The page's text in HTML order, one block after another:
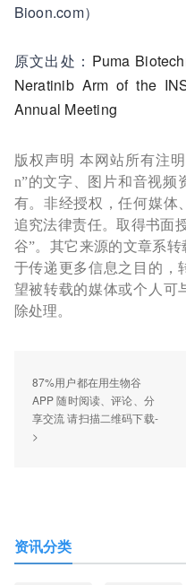
Bioon.com）
原文出处： Puma
Neratinib Arm of the
Annual Meeting
版权声明 本网站所有注
n”的文字、图片和音视频
有。非经授权，任何媒体
追究法律责任。取得书面
谷”。其它来源的文章系
于传递更多信息之目的，
望被转载的媒体或个人可
除处理。
87%用户都在用生物谷
APP 随时阅读、评论、分
享交流 请扫描二维码下载-
>
资讯分类